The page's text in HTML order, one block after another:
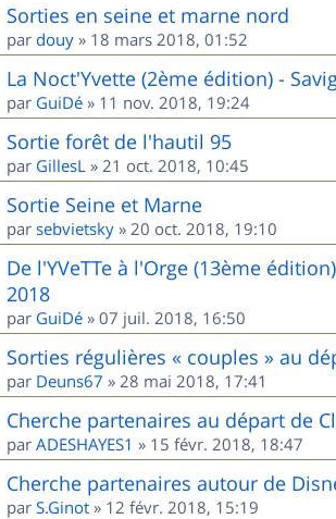
Sorties en seine et marne nord
par douy » 18 mars 2018, 01:52
La Noct'Yvette (2ème édition) -
par GuiDé » 11 nov. 2018, 19:24
Sortie forêt de l'hautil 95
par GillesL » 21 oct. 2018, 10:45
Sortie Seine et Marne
par sebvietsky » 20 oct. 2018, 19:10
De l'YVeTTe à l'Orge (13ème
2018
par GuiDé » 07 juil. 2018, 16:50
Sorties régulières « couples » au
par Deuns67 » 28 mai 2018, 17:41
Cherche partenaires au départ de
par ADESHAYES1 » 15 févr. 2018, 18:47
Cherche partenaires autour de
par S.Ginot » 12 févr. 2018, 15:19